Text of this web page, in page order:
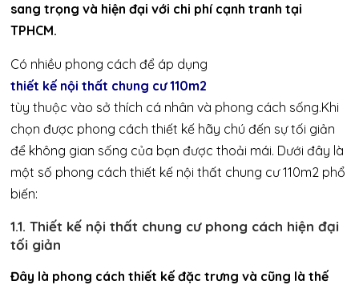
sang trọng và hiện đại với chi phí cạnh tranh tại
TPHCM.
Có nhiều phong cách để áp dụng
thiết kế nội thất chung cư 110m2
tùy thuộc vào sở thích cá nhân và phong cách sống.Khi
chọn được phong cách thiết kế hãy chú đến sự tối giản
để không gian sống của bạn được thoải mái. Dưới đây là
một số phong cách thiết kế nội thất chung cư 110m2 phổ
biến:
1.1. Thiết kế nội thất chung cư phong cách hiện đại
tối giản
Đây là phong cách thiết kế đặc trưng và cũng là thế